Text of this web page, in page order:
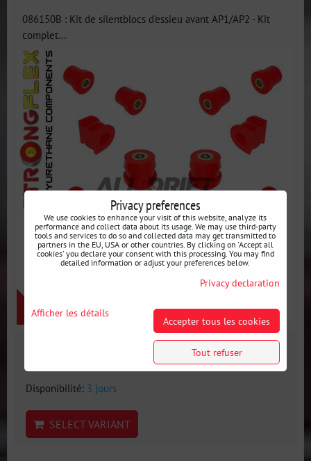
086150B : Kit de silentblocs d'essieu avant AP1/AP2 - Kit
complet...
Disponibilité: 3 jours
SELECT VARIANT
Privacy preferences
We use cookies to enhance your visit of this website, analyze its
performance and collect data about its usage. We may use third-party
tools and services to do so and collected data may get transmitted to
partners in the EU, USA or other countries. By clicking on 'Accept all
cookies' you declare your consent with this processing. You may find
detailed information or adjust your preferences below.
Privacy declaration
Afficher les détails
Accepter tous les cookies
Tout refuser